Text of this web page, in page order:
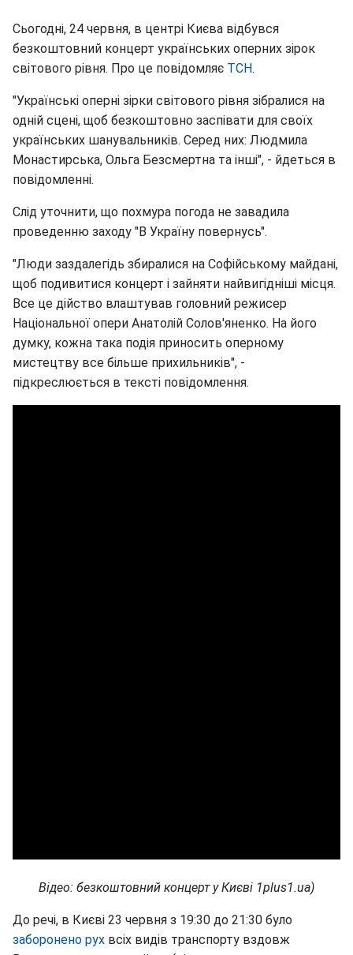
Сьогодні, 24 червня, в центрі Києва відбувся
безкоштовний концерт українських оперних зірок
світового рівня. Про це повідомляє ТСН.
"Українські оперні зірки світового рівня зібралися на
одній сцені, щоб безкоштовно заспівати для своїх
українських шанувальників. Серед них: Людмила
Монастирська, Ольга Безсмертна та інші", - йдеться в
повідомленні.
Слід уточнити, що похмура погода не завадила
проведенню заходу "В Україну повернусь".
"Люди заздалегідь збиралися на Софійському майдані,
щоб подивитися концерт і зайняти найвигідніші місця.
Все це дійство влаштував головний режисер
Національної опери Анатолій Солов'яненко. На його
думку, кожна така подія приносить оперному
мистецтву все більше прихильників", -
підкреслюється в тексті повідомлення.
Відео: безкоштовний концерт у Києві 1plus1.ua)
До речі, в Києві 23 червня з 19:30 до 21:30 було
заборонено рух всіх видів транспорту вздовж